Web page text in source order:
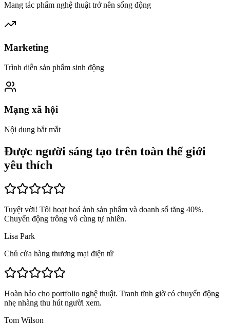
Mang tác phẩm nghệ thuật trở nên sống động
Marketing
Trình diễn sản phẩm sinh động
Mạng xã hội
Nội dung bắt mắt
Được người sáng tạo trên toàn thế giới
yêu thích
Tuyệt vời! Tôi hoạt hoá ảnh sản phẩm và doanh số tăng 40%.
Chuyển động trông vô cùng tự nhiên.
Lisa Park
Chủ cửa hàng thương mại điện tử
Hoàn hảo cho portfolio nghệ thuật. Tranh tĩnh giờ có chuyển động
nhẹ nhàng thu hút người xem.
Tom Wilson